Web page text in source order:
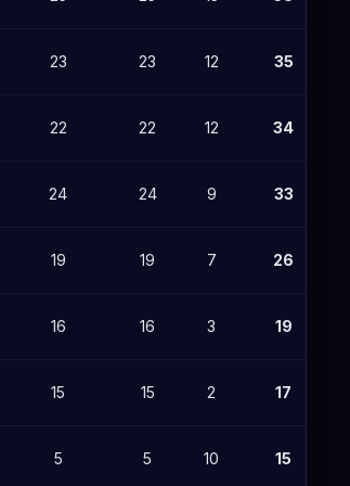
23 23 12 35
22 22 12 34
24 24 9 33
19 19 7 26
16 16 3 19
15 15 2 17
5 5 10 15